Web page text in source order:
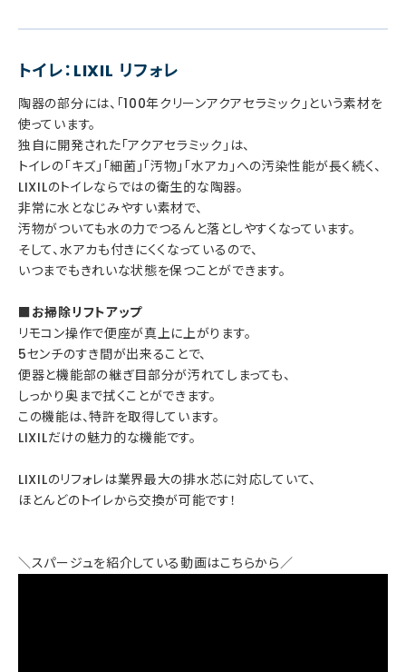
トイレ：LIXIL リフォレ
陶器の部分には、「100年クリーンアクアセラミック」という素材を
使っています。
独自に開発された「アクアセラミック」は、
トイレの「キズ」「細菌」「汚物」「水アカ」への汚染性能が長く続く、
LIXILのトイレならではの衛生的な陶器。
非常に水となじみやすい素材で、
汚物がついても水の力でつるんと落としやすくなっています。
そして、水アカも付きにくくなっているので、
いつまでもきれいな状態を保つことができます。
■お掃除リフトアップ
リモコン操作で便座が真上に上がります。
5センチのすき間が出来ることで、
便器と機能部の継ぎ目部分が汚れてしまっても、
しっかり奥まで拭くことができます。
この機能は、特許を取得しています。
LIXILだけの魅力的な機能です。
LIXILのリフォレは業界最大の排水芯に対応していて、
ほとんどのトイレから交換が可能です！
＼スパージュを紹介している動画はこちらから／